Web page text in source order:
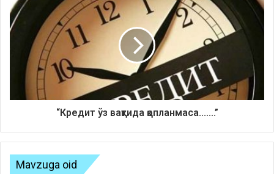
“Кредит ўз вақтида қопланмаса.......”
Mavzuga oid